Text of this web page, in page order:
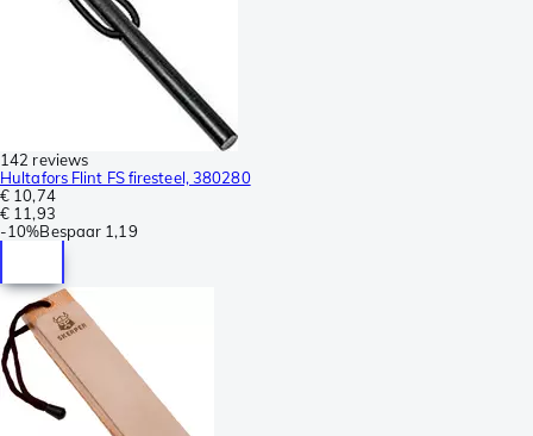
142 reviews
Hultafors Flint FS firesteel, 380280
€ 10,74
€ 11,93
-10%Bespaar 1,19